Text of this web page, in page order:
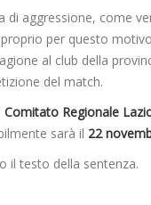
di aggressione, come
per questo
al club della
del match.
Comitato Regionale
sarà il 22
il testo della sentenza.